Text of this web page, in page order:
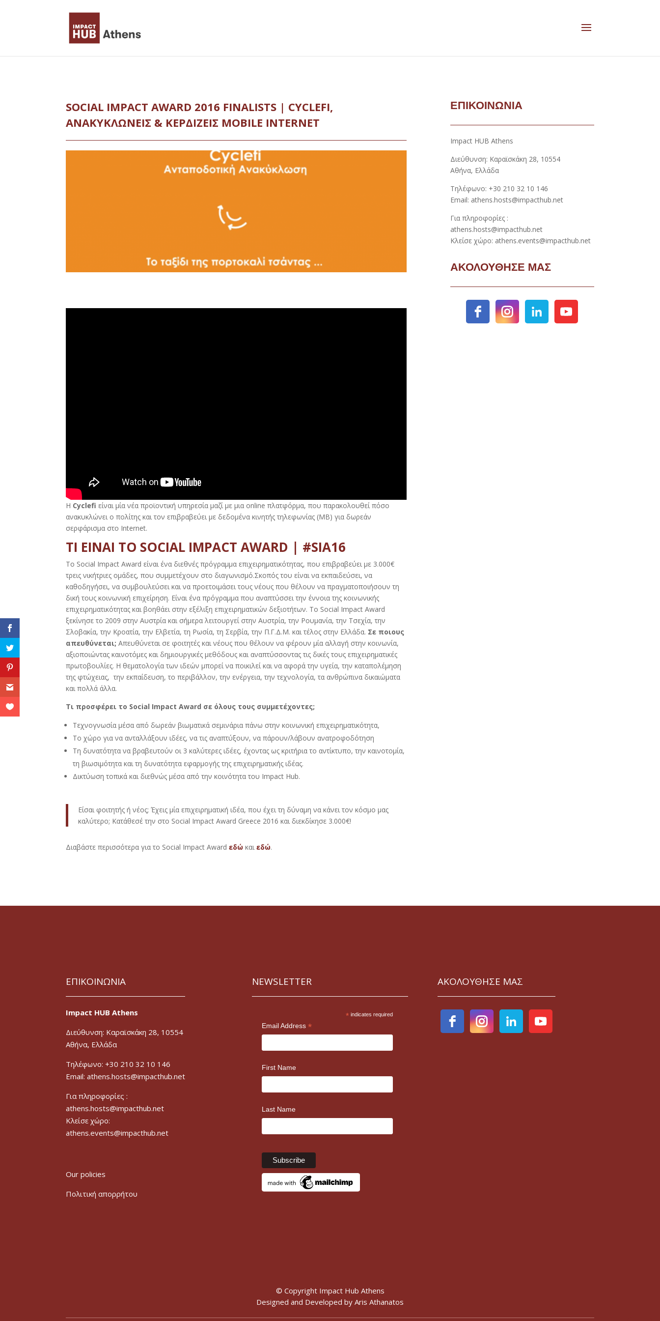
SOCIAL IMPACT AWARD 2016 FINALISTS | CYCLEFI,
ΑΝΑΚΥΚΛΩΝΕΙΣ & ΚΕΡΔΙΖΕΙΣ MOBILE INTERNET
Η Cyclefi είναι μία νέα προϊοντική υπηρεσία μαζί με μια onlineπλατφόρμα,πουπαρακολουθεί πόσο
ανακυκλώνει ο πολίτης και τον επιβραβεύει με δεδομένα κινητής τηλεφωνίας (MB) για δωρεάν
σερφάρισμα στο Internet.
ΤΙ ΕΙΝΑΙ ΤΟ SOCIAL IMPACT AWARD | #SIA16
Το Social Impact Award είναι ένα διεθνές πρόγραμμα επιχειρηματικότητας, που επιβραβεύει με 3.000€
τρεις νικήτριες ομάδες, που συμμετέχουν στο διαγωνισμό.Σκοπός του είναι να εκπαιδεύσει, να
καθοδηγήσει, να συμβουλεύσει και να προετοιμάσει τους νέους που θέλουν να πραγματοποιήσουν τη
δική τους κοινωνική επιχείρηση. Είναι ένα πρόγραμμα που αναπτύσσει την έννοια της κοινωνικής
επιχειρηματικότητας και βοηθάει στην εξέλιξη επιχειρηματικών δεξιοτήτων. Το Social Impact Award
ξεκίνησε το 2009 στην Αυστρία και σήμερα λειτουργεί στην Αυστρία, την Ρουμανία, την Τσεχία, την
Σλοβακία, την Κροατία, την Ελβετία, τη Ρωσία, τη Σερβία, την Π.Γ.Δ.Μ. και τέλος στην Ελλάδα. Σε ποιους
απευθύνεται; Απευθύνεται σε φοιτητές και νέους που θέλουν να φέρουν μία αλλαγή στην κοινωνία,
αξιοποιώντας καινοτόμες και δημιουργικές μεθόδους και αναπτύσσοντας τις δικές τους επιχειρηματικές
πρωτοβουλίες. Η θεματολογία των ιδεών μπορεί να ποικιλεί και να αφορά την υγεία, την καταπολέμηση
της φτώχειας, την εκπαίδευση, το περιβάλλον, την ενέργεια, την τεχνολογία, τα ανθρώπινα δικαιώματα
και πολλά άλλα.
Τι προσφέρει το Social Impact Award σε όλους τους συμμετέχοντες;
Τεχνογνωσία μέσα από δωρεάν βιωματικά σεμινάρια πάνω στην κοινωνική επιχειρηματικότητα,
Το χώρο για να ανταλλάξουν ιδέες, να τις αναπτύξουν, να πάρουν/λάβουν ανατροφοδότηση
Τη δυνατότητα να βραβευτούν οι 3 καλύτερες ιδέες, έχοντας ως κριτήρια το αντίκτυπο, την καινοτομία,
τη βιωσιμότητα και τη δυνατότητα εφαρμογής της επιχειρηματικής ιδέας.
Δικτύωση τοπικά και διεθνώς μέσα από την κοινότητα του Impact Hub.
Είσαι φοιτητής ή νέος; Έχεις μία επιχειρηματική ιδέα, που έχει τη δύναμη να κάνει τον κόσμο μας
καλύτερο; Κατάθεσέ την στο Social Impact Award Greece 2016 και διεκδίκησε 3.000€!
Διαβάστε περισσότερα για το Social Impact Awardεδώ καιεδώ.
ΕΠΙΚΟΙΝΩΝΙΑ
Impact HUB Athens
Διεύθυνση: Καραϊσκάκη 28, 10554
Αθήνα, Ελλάδα
Τηλέφωνο: +30 210 32 10 146
Email: athens.hosts@impacthub.net
Για πληροφορίες :
athens.hosts@impacthub.net
Κλείσε χώρο: athens.events@impacthub.net
ΑΚΟΛΟΥΘΗΣΕ ΜΑΣ
ΕΠΙΚΟΙΝΩΝΙΑ
Impact HUB Athens
Διεύθυνση: Καραϊσκάκη 28, 10554
Αθήνα, Ελλάδα
Τηλέφωνο: +30 210 32 10 146
Email: athens.hosts@impacthub.net
Για πληροφορίες :
athens.hosts@impacthub.net
Κλείσε χώρο:
athens.events@impacthub.net
Our policies
Πολιτική απορρήτου
NEWSLETTER
* indicates required
Email Address *
First Name
Last Name
ΑΚΟΛΟΥΘΗΣΕ ΜΑΣ
© Copyright Impact Hub Athens
Designed and Developed by Aris Athanatos